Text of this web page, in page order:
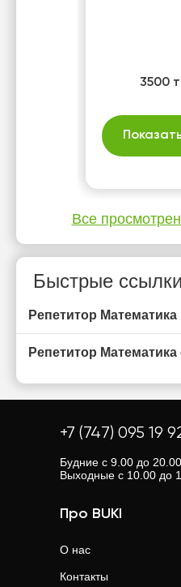
3500
Все
Быстрые ссылки
Репетитор Математика
Репетитор
+7 (747) 095 19
Будние с 9.00 до 20.00
Выходные с 10.00 до
Про BUKI
О нас
Контакты